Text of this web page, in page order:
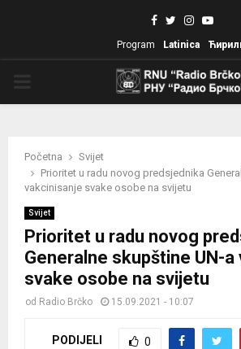
Facebook
TwitterInstagram
Program Latinica
Početna
Svijet
Prioritet u radu novog predsjednika
vakcinisanje svake osobe na svijetu
Svijet
Prioritet u radu novog
Generalne skupštine UN-
svake osobe na svijetu
od Radio Brčko 15.09.2021 - 10:07
PODIJELI 0